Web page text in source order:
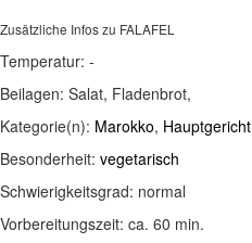
Zusätzliche Infos zu FALAFEL
Temperatur: -
Beilagen: Salat, Fladenbrot,
Kategorie(n): Marokko, Hauptgericht
Besonderheit: vegetarisch
Schwierigkeitsgrad: normal
Vorbereitungszeit: ca. 60 min.